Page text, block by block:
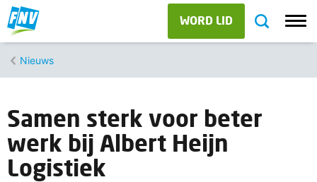
WORD LID
Nieuws
Samen sterk voor beter
werk bij Albert Heijn
Logistiek